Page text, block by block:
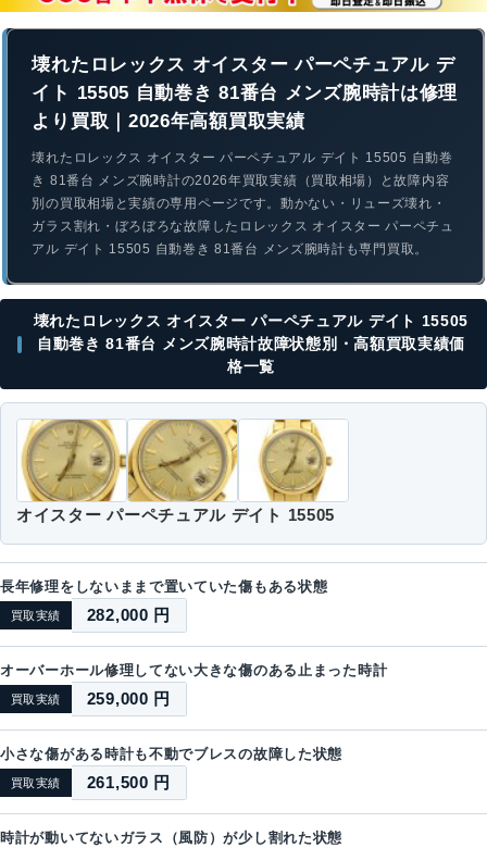
壊れたロレックス オイスター パーペチュアル デ
イト 15505 自動巻き 81番台 メンズ腕時計は修理
より買取｜2026年高額買取実績
壊れたロレックス オイスター パーペチュアル デイト 15505 自動巻
き 81番台 メンズ腕時計の2026年買取実績（買取相場）と故障内容
別の買取相場と実績の専用ページです。動かない・リューズ壊れ・
ガラス割れ・ぼろぼろな故障したロレックス オイスター パーペチュ
アル デイト 15505 自動巻き 81番台 メンズ腕時計も専門買取。
壊れたロレックス オイスター パーペチュアル デイト 15505
自動巻き 81番台 メンズ腕時計故障状態別・高額買取実績価
格一覧
オイスター パーペチュアル デイト 15505
長年修理をしないままで置いていた傷もある状態
買取実績 282,000 円
オーバーホール修理してない大きな傷のある止まった時計
買取実績 259,000 円
小さな傷がある時計も不動でブレスの故障した状態
買取実績 261,500 円
時計が動いてないガラス（風防）が少し割れた状態